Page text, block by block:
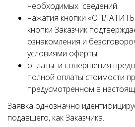
необходимых сведений.
нажатия кнопки
кнопки Заказчик
ознакомления и
условиями оферты.
оплаты и совершения
полной оплаты стоимости
предусмотренном в
Заявка однозначно
подавшего, как Заказчика.